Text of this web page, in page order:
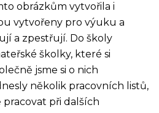
obrázkům vytvořila i
vytvořeny pro výuku a
a zpestřují. Do školy
školky, které si
jsme si o nich
několik pracovních listů,
pracovat při dalších